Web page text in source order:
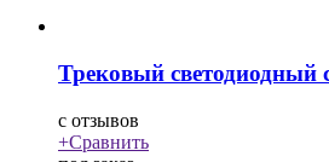
Трековый светодиодный
c отзывов
+Сравнить